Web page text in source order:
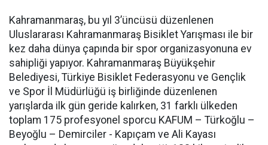
Kahramanmaraş, bu yıl 3’üncüsü düzenlenen
Uluslararası Kahramanmaraş Bisiklet Yarışması ile bir
kez daha dünya çapında bir spor organizasyonuna ev
sahipliği yapıyor. Kahramanmaraş Büyükşehir
Belediyesi, Türkiye Bisiklet Federasyonu ve Gençlik
ve Spor İl Müdürlüğü iş birliğinde düzenlenen
yarışlarda ilk gün geride kalırken, 31 farklı ülkeden
toplam 175 profesyonel sporcu KAFUM – Türkoğlu –
Beyoğlu – Demirciler - Kapıçam ve Ali Kayası